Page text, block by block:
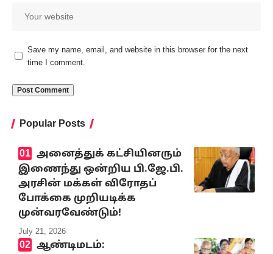
Save my name, email, and website in this browser for the next
time I comment.
Popular Posts
அனைத்துக் கட்சியினரும்
இணைந்து ஒன்றிய பி.ஜே.பி.
அரசின் மக்கள் விரோதப்
போக்கை முறியடிக்க
முன்வரவேண்டும்!
July 21, 2026
ஆண்டிமடம்: